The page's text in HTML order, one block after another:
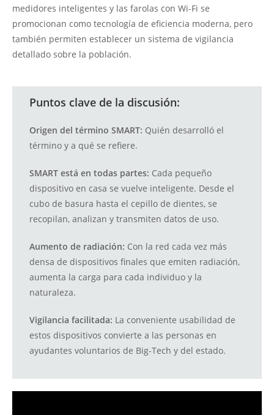
medidores inteligentes y las farolas con Wi-Fi se
promocionan como tecnología de eficiencia moderna, pero
también permiten establecer un sistema de vigilancia
detallado sobre la población.
Puntos clave de la discusión:
Origen del término SMART: Quién desarrolló el
término y a qué se refiere.
SMART está en todas partes: Cada pequeño
dispositivo en casa se vuelve inteligente. Desde el
cubo de basura hasta el cepillo de dientes, se
recopilan, analizan y transmiten datos de uso.
Aumento de radiación: Con la red cada vez más
densa de dispositivos finales que emiten radiación,
aumenta la carga para cada individuo y la
naturaleza.
Vigilancia facilitada: La conveniente usabilidad de
estos dispositivos convierte a las personas en
ayudantes voluntarios de Big-Tech y del estado.